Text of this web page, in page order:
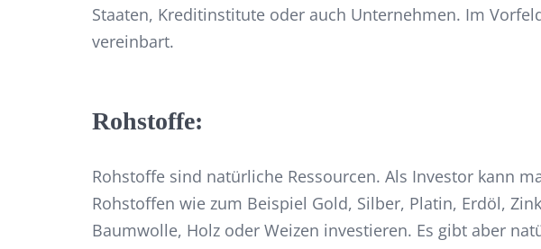
Staaten, Kreditinstitute oder auch Unternehmen. Im
vereinbart.
Rohstoffe:
Rohstoffe sind natürliche Ressourcen. Als Investor kann
Rohstoffen wie zum Beispiel Gold, Silber, Platin, Erdöl,
Baumwolle, Holz oder Weizen investieren. Es gibt aber